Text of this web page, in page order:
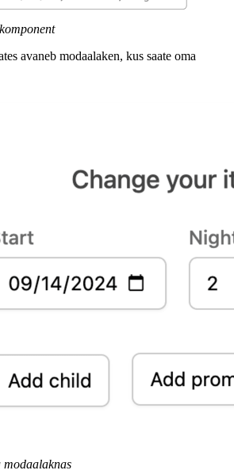
avaneb modaalaken, kus saate oma